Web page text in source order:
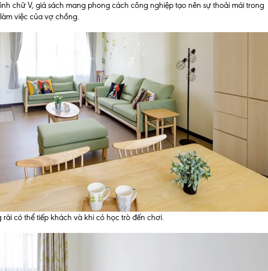
chữ V, giá sách mang phong cách công nghiệp tạo nên sự thoải mái trong
việc của vợ chồng.
rãi có thể tiếp khách và khi có học trò đến chơi.